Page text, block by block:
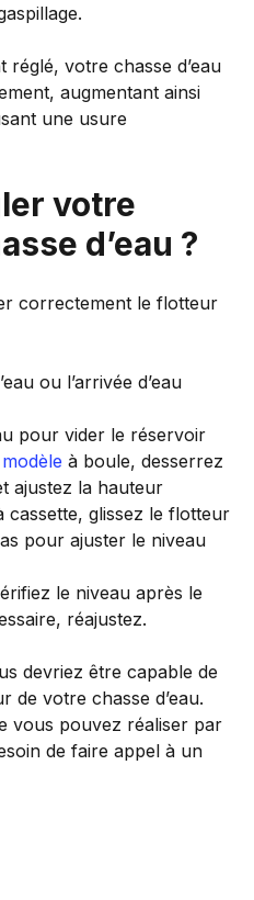
réglé, votre chasse d’eau
augmentant ainsi
une usure
votre
d’eau ?
correctement le flotteur
ou l’arrivée d’eau
pour vider le réservoir
modèle à boule, desserrez
ajustez la hauteur
cassette, glissez le flotteur
pour ajuster le niveau
le niveau après le
réajustez.
devriez être capable de
de votre chasse d’eau.
vous pouvez réaliser par
de faire appel à un